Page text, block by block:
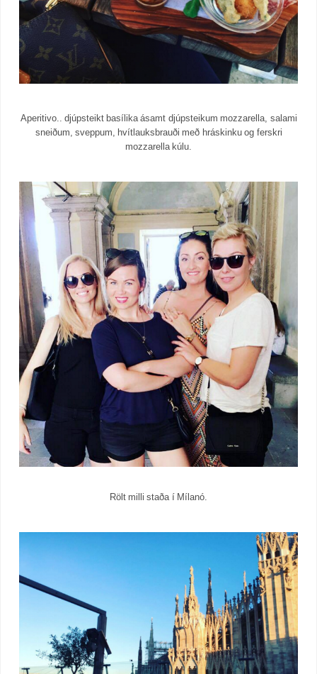
Aperitivo.. djúpsteikt basílika ásamt djúpsteikum mozzarella, salami
sneiðum, sveppum, hvítlauksbrauði með hráskinku og ferskri
mozzarella kúlu.
Rölt milli staða í Mílanó.